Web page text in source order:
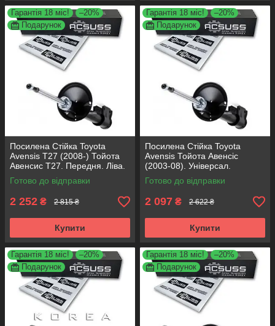
Гарантія 18 міс!
–20%
Подарунок
Посилена Стійка Toyota
Avensis T27 (2008-) Тойота
Авенсис Т27. Передня. Ліва.
315185 , 339817 KOREA
Аксусс!
Готово до відправки
2 252 ₴ 2 815 ₴
Купити
Гарантія 18 міс!
–20%
Подарунок
Посилена Стійка Toyota
Avensis Тойота Авенсіс
(2003-08). Універсал.
Передня. Ліва. 317121 ,
334816 KOREA Аксусс!
Готово до відправки
2 097 ₴ 2 622 ₴
Купити
Гарантія 18 міс!
–20%
Подарунок
Гарантія 18 міс!
–20%
Подарунок